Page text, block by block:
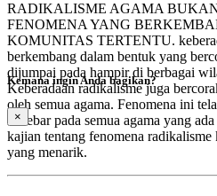
RADIKALISME AGAMA
FENOMENA YANG
KOMUNITAS TERTENTU.
berkembang dalam bentuk yang
dijumpai pada hampir di berbagai
Keberadaan radikalisme juga
oleh semua agama. Fenomena ini
tersebar pada semua agama yang
kajian tentang fenomena radikalisme
yang menarik.
Kemana ingin Anda bagikan?
×